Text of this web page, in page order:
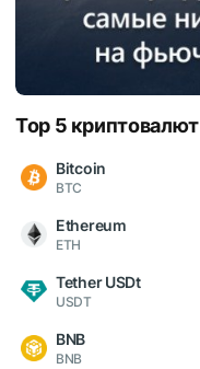
Top 5 криптовалют
Bitcoin
BTC
Ethereum
ETH
Tether USDt
USDT
BNB
BNB